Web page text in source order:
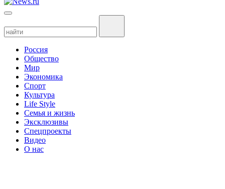
Россия
Общество
Мир
Экономика
Спорт
Культура
Life Style
Семья и жизнь
Эксклюзивы
Спецпроекты
Видео
О нас